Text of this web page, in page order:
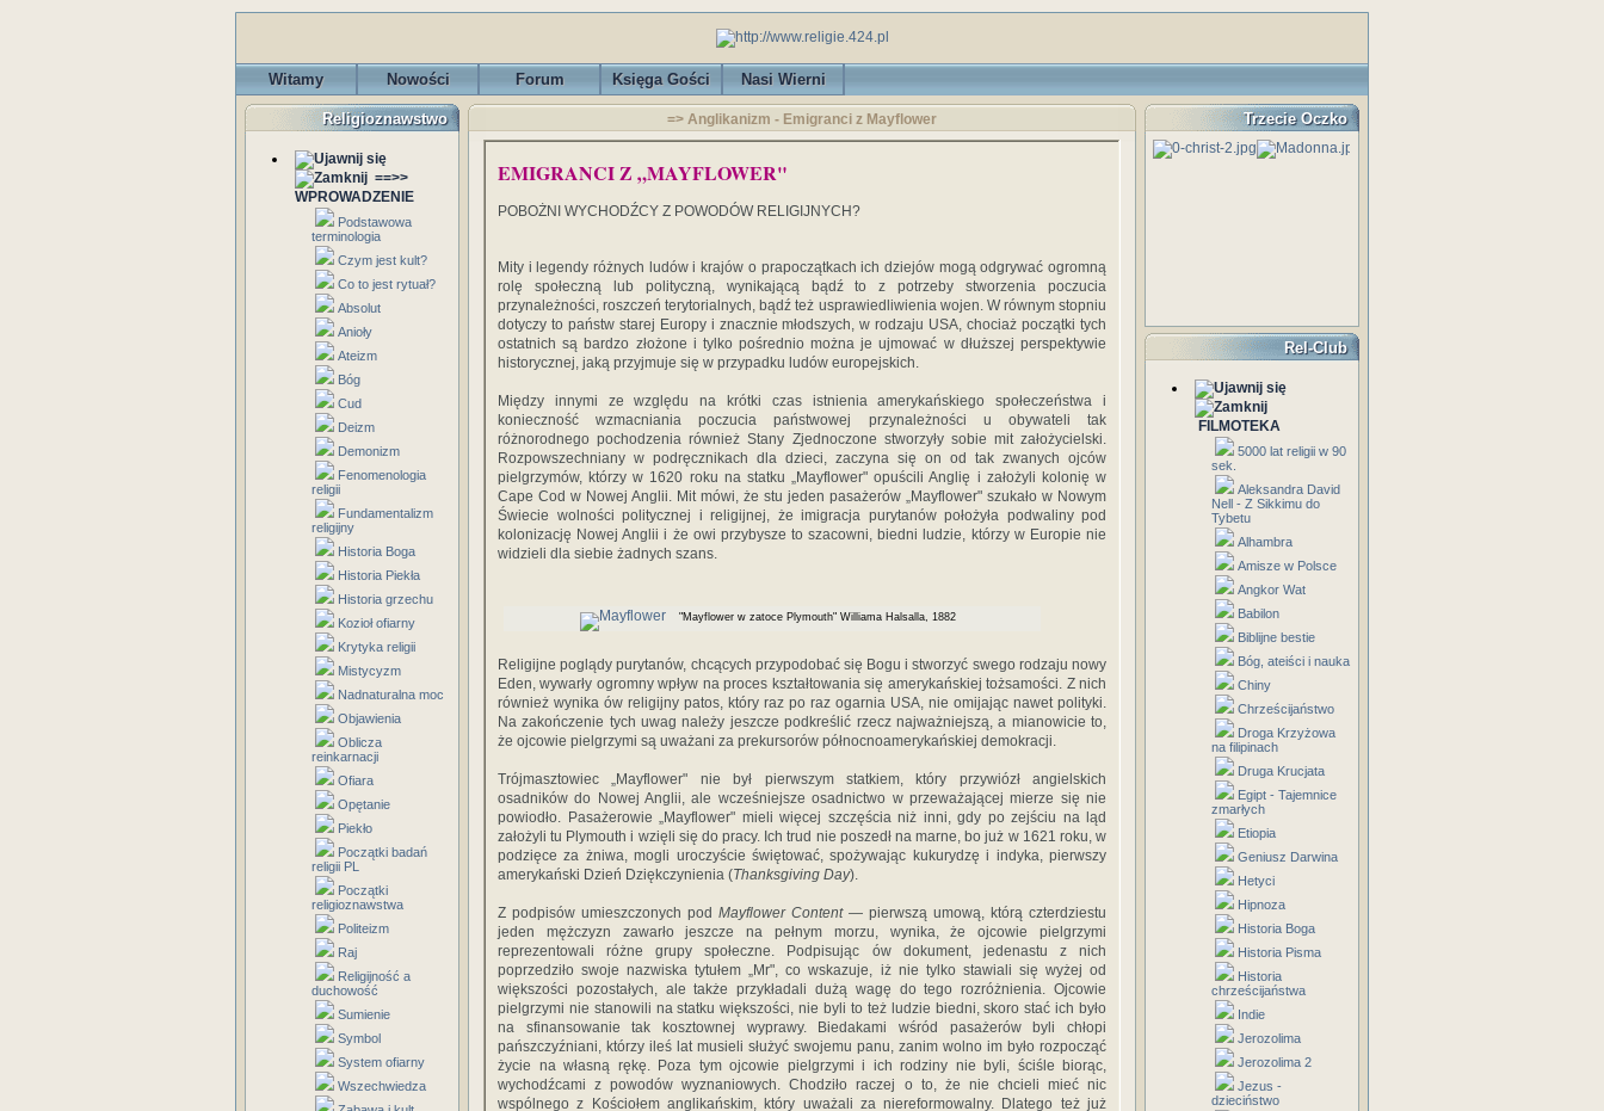
Witamy Nowości Forum Księga Gości Nasi Wierni
Religioznawstwo
==>>
WPROWADZENIE
Podstawowa
terminologia
Czym jest kult?
Co to jest rytuał?
Absolut
Anioły
Ateizm
Bóg
Cud
Deizm
Demonizm
Fenomenologia
religii
Fundamentalizm
religijny
Historia Boga
Historia Piekła
Historia grzechu
Kozioł ofiarny
Krytyka religii
Mistycyzm
Nadnaturalna moc
Objawienia
Oblicza
reinkarnacji
Ofiara
Opętanie
Piekło
Początki badań
religii PL
Początki
religioznawstwa
Politeizm
Raj
Religijność a
duchowość
Sumienie
Symbol
System ofiarny
Wszechwiedza
=> Anglikanizm - Emigranci z Mayflower
EMIGRANCI Z „MAYFLOWER"
POBOŻNI WYCHODŹCY Z POWODÓW RELIGIJNYCH?
Mity i legendy różnych ludów i krajów o prapoczątkach ich dziejów mogą odgrywać ogromną
rolę społeczną lub polityczną, wynikającą bądź to z potrzeby stworzenia poczucia
przynależności, roszczeń terytorialnych, bądź też usprawiedliwienia wojen. W równym stopniu
dotyczy to państw starej Europy i znacznie młodszych, w rodzaju USA, chociaż początki tych
ostatnich są bardzo złożone i tylko pośrednio można je ujmować w dłuższej perspektywie
historycznej, jaką przyjmuje się w przypadku ludów europejskich.
Między innymi ze względu na krótki czas istnienia amerykańskiego społeczeństwa i
konieczność wzmacniania poczucia państwowej przynależności u obywateli tak
różnorodnego pochodzenia również Stany Zjednoczone stworzyły sobie mit założycielski.
Rozpowszechniany w podręcznikach dla dzieci, zaczyna się on od tak zwanych ojców
pielgrzymów, którzy w 1620 roku na statku „Mayflower" opuścili Anglię i założyli kolonię w
Cape Cod w Nowej Anglii. Mit mówi, że stu jeden pasażerów „Mayflower" szukało w Nowym
Świecie wolności politycznej i religijnej, że imigracja purytanów położyła podwaliny pod
kolonizację Nowej Anglii i że owi przybysze to szacowni, biedni ludzie, którzy w Europie nie
widzieli dla siebie żadnych szans.
"Mayflower w zatoce Plymouth" Williama Halsalla, 1882
Religijne poglądy purytanów, chcących przypodobać się Bogu i stworzyć swego rodzaju nowy
Eden, wywarły ogromny wpływ na proces kształtowania się amerykańskiej tożsamości. Z nich
również wynika ów religijny patos, który raz po raz ogarnia USA, nie omijając nawet polityki.
Na zakończenie tych uwag należy jeszcze podkreślić rzecz najważniejszą, a mianowicie to,
że ojcowie pielgrzymi są uważani za prekursorów północnoamerykańskiej demokracji.
Trójmasztowiec „Mayflower" nie był pierwszym statkiem, który przywiózł angielskich
osadników do Nowej Anglii, ale wcześniejsze osadnictwo w przeważającej mierze się nie
powiodło. Pasażerowie „Mayflower" mieli więcej szczęścia niż inni, gdy po zejściu na ląd
założyli tu Plymouth i wzięli się do pracy. Ich trud nie poszedł na marne, bo już w 1621 roku, w
podzięce za żniwa, mogli uroczyście świętować, spożywając kukurydzę i indyka, pierwszy
amerykański Dzień Dziękczynienia (Thanksgiving Day).
Z podpisów umieszczonych pod Mayflower Content— pierwszą umową, którą czterdziestu
jeden mężczyzn zawarło jeszcze na pełnym morzu, wynika, że ojcowie pielgrzymi
reprezentowali różne grupy społeczne. Podpisując ów dokument, jedenastu z nich
poprzedziło swoje nazwiska tytułem „Mr", co wskazuje, iż nie tylko stawiali się wyżej od
większości pozostałych, ale także przykładali dużą wagę do tego rozróżnienia. Ojcowie
pielgrzymi nie stanowili na statku większości, nie byli to też ludzie biedni, skoro stać ich było
na sfinansowanie tak kosztownej wyprawy. Biedakami wśród pasażerów byli chłopi
pańszczyźniani, którzy ileś lat musieli służyć swojemu panu, zanim wolno im było rozpocząć
życie na własną rękę. Poza tym ojcowie pielgrzymi i ich rodziny nie byli, ściśle biorąc,
wychodźcami z powodów wyznaniowych. Chodziło raczej o to, że nie chcieli mieć nic
wspólnego z Kościołem anglikańskim, który uważali za niereformowalny. Dlatego też już
Trzecie Oczko
Rel-Club
FILMOTEKA
5000 lat religii w 90
sek.
Aleksandra David
Nell - Z Sikkimu do
Tybetu
Alhambra
Amisze w Polsce
Angkor Wat
Babilon
Biblijne bestie
Bóg, ateiści i nauka
Chiny
Chrześcijaństwo
Droga Krzyżowa
na filipinach
Druga Krucjata
Egipt - Tajemnice
zmarłych
Etiopia
Geniusz Darwina
Hetyci
Hipnoza
Historia Boga
Historia Pisma
Historia
chrześcijaństwa
Indie
Jerozolima
Jerozolima 2
Jezus -
dzieciństwo